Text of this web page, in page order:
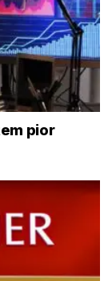
pior